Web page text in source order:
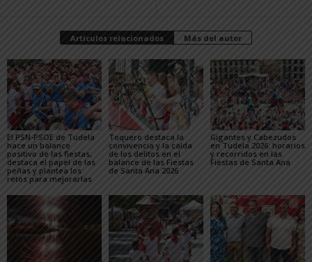
Artículos relacionados Más del autor
El PSN-PSOE de Tudela
hace un balance
positivo de las fiestas,
destaca el papel de las
peñas y plantea los
retos para mejorarlas
Toquero destaca la
convivencia y la caída
de los delitos en el
balance de las Fiestas
de Santa Ana 2026
Gigantes y Cabezudos
en Tudela 2026: horarios
y recorridos en las
Fiestas de Santa Ana